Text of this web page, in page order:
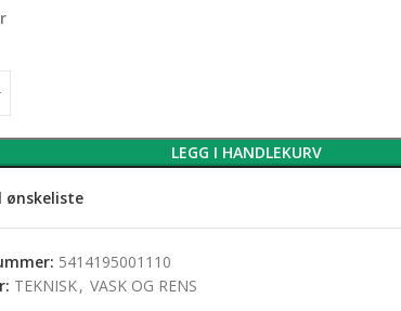
LEGG I HANDLEKURV
ønskeliste
5414195001110
TEKNISK, VASK OG RENS